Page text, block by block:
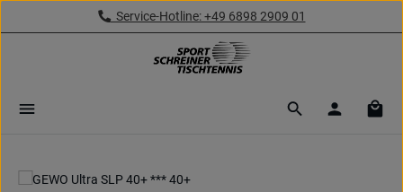
Zum Hauptinhalt springenService-Hotline: +49 6898 2909 01
Bildergalerie überspringen